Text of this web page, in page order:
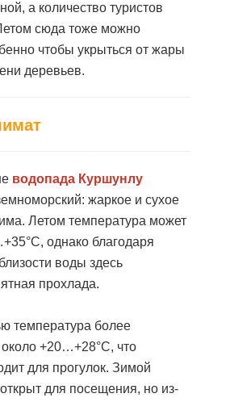
а количество туристов
сюда тоже можно
чтобы укрыться от жары
деревьев.
водопада Куршунлу
жаркое и сухое
Летом температура может
однако благодаря
воды здесь
прохлада.
температура более
+20…+28°C, что
для прогулок. Зимой
для посещения, но из-